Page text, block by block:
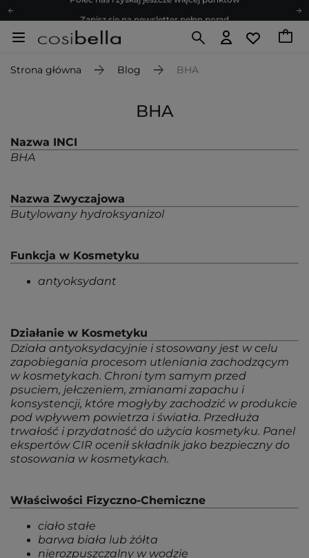
Bezpłatne konsultacje kosmetologiczne
Poleć nas i zyskaj jeszcze więcej punktów
Strona główna Blog BHA
BHA
Nazwa INCI
BHA
Nazwa Zwyczajowa
Butylowany hydroksyanizol
Funkcja w Kosmetyku
antyoksydant
Działanie w Kosmetyku
Działa antyoksydacyjnie i stosowany jest w celu
zapobiegania procesom utleniania zachodzącym
w kosmetykach. Chroni tym samym przed
psuciem, jełczeniem, zmianami zapachu i
konsystencji, które mogłyby zachodzić w produkcie
pod wpływem powietrza i światła. Przedłuża
trwałość i przydatność do użycia kosmetyku. Panel
ekspertów CIR ocenił składnik jako bezpieczny do
stosowania w kosmetykach.
Właściwości Fizyczno-Chemiczne
ciało stałe
barwa biała lub żółta
nierozpuszczalny w wodzie